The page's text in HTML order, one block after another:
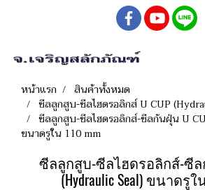
หน้าแรก
สินค้าทั้งหมด
ซีลลูกสูบ-ซีลไฮดรอลิกส์ U CUP
ซีลลูกสูบ-ซีลไฮดรอลิกส์-ซีลกันฝุ่น U
ขนาดรูใน 110 mm
ซีลลูกสูบ-ซีลไฮดรอลิกส์-ซีล
(Hydraulic Seal) ขนาดรูใ